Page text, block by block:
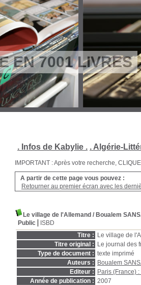
EN 7001 LIVRES
. Infos de Kabylie . . Algérie-
IMPORTANT : Après votre recherche,
A partir de cette page vous pouvez :
Retourner au premier écran avec les
Le village de l'Allemand / Boualem
Public
ISBD
Titre :
Le village de
Titre original :
Le journal des
Type de document : texte imprimé
Auteurs :
Boualem
Editeur :
Paris (France)
Année de publication : 2007